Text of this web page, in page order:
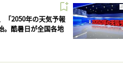
「2050年の天気予報
。酷暑日が全国各地